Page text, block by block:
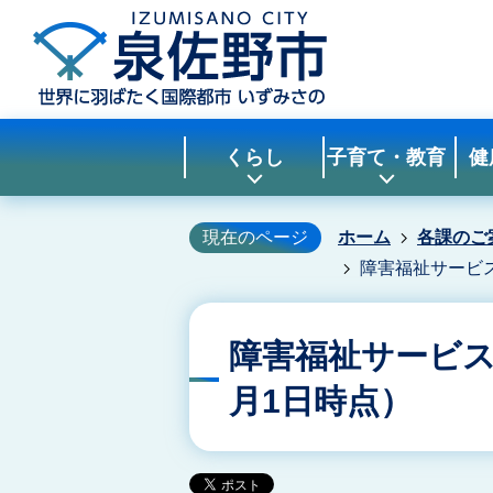
くらし 子育て・教育 健
現在のページ ホーム
各課のご
障害福祉サービ
障害福祉サービ
月1日時点）